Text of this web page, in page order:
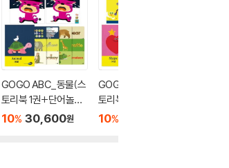
GOGO ABC_동물(스
토리북 1권+단어놀이
북 1권+플래시카드)
10% 30,600원
GOGO ABC_모양(스
토리북 1권+단어놀이
북 1권+플래시카드)
10%